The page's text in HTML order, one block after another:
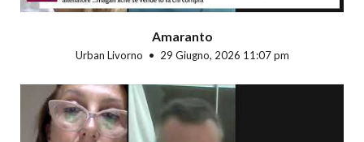
Amaranto
Urban Livorno 29 Giugno, 2026 11:07 pm